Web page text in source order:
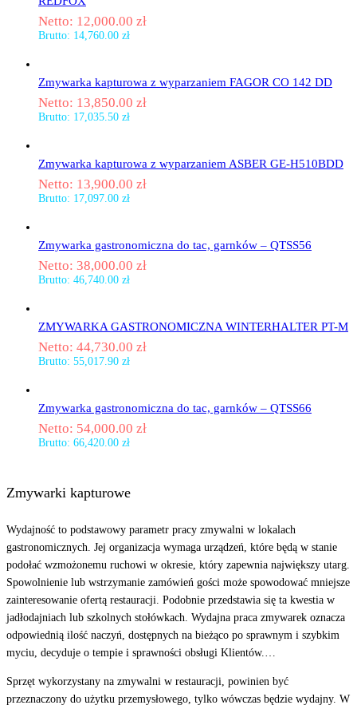
Netto: 12,000.00 zł
Brutto: 14,760.00 zł
Zmywarka kapturowa z wyparzaniem FAGOR CO 142 DD
Netto: 13,850.00 zł
Brutto: 17,035.50 zł
Zmywarka kapturowa z wyparzaniem ASBER GE-H510BDD
Netto: 13,900.00 zł
Brutto: 17,097.00 zł
Zmywarka gastronomiczna do tac, garnków – QTSS56
Netto: 38,000.00 zł
Brutto: 46,740.00 zł
ZMYWARKA GASTRONOMICZNA WINTERHALTER PT-M
Netto: 44,730.00 zł
Brutto: 55,017.90 zł
Zmywarka gastronomiczna do tac, garnków – QTSS66
Netto: 54,000.00 zł
Brutto: 66,420.00 zł
Zmywarki kapturowe
Wydajność to podstawowy parametr pracy zmywalni w lokalach
gastronomicznych. Jej organizacja wymaga urządzeń, które będą w stanie
podołać wzmożonemu ruchowi w okresie, który zapewnia największy utarg.
Spowolnienie lub wstrzymanie zamówień gości może spowodować mniejsze
zainteresowanie ofertą restauracji. Podobnie przedstawia się ta kwestia w
jadłodajniach lub szkolnych stołówkach. Wydajna praca zmywarek oznacza
odpowiednią ilość naczyń, dostępnych na bieżąco po sprawnym i szybkim
myciu, decyduje o tempie i sprawności obsługi Klientów.
Sprzęt wykorzystany na zmywalni w restauracji, powinien być
przeznaczony do użytku przemysłowego, tylko wówczas będzie wydajny. W